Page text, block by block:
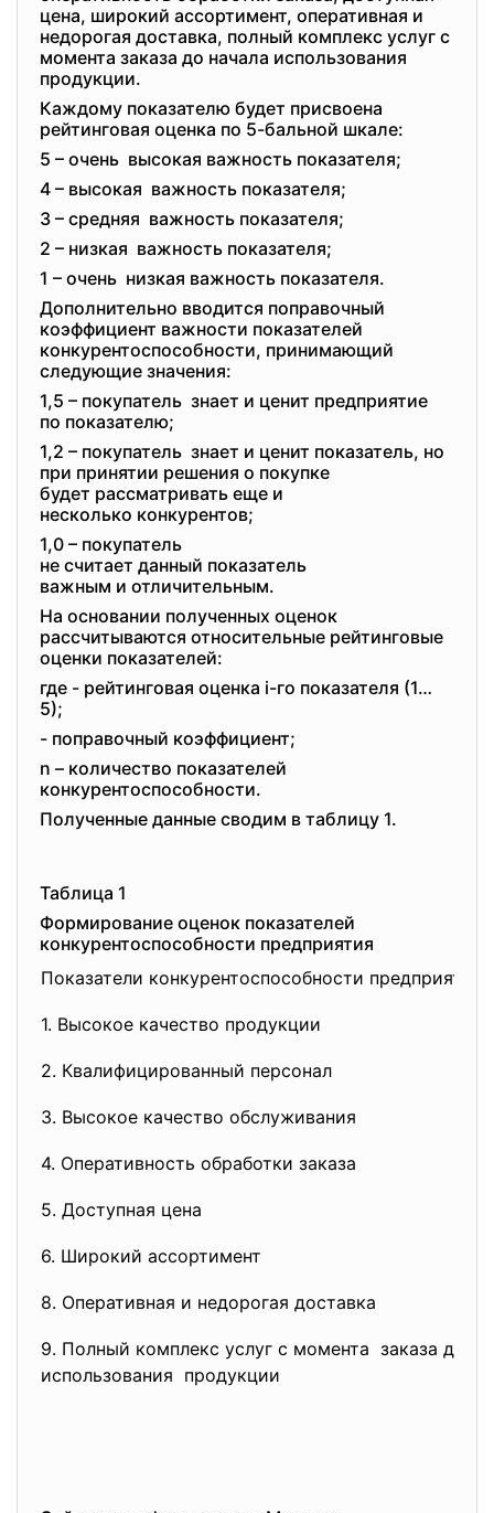
цена, широкий ассортимент, оперативная и
недорогая доставка, полный комплекс услуг с
момента заказа до начала использования
продукции.
Каждому показателю будет присвоена
рейтинговая оценка по 5-бальной шкале:
5 – очень высокая важность показателя;
4 – высокая важность показателя;
3 – средняя важность показателя;
2 – низкая важность показателя;
1 – очень низкая важность показателя.
Дополнительно вводится поправочный
коэффициент важности показателей
конкурентоспособности, принимающий
следующие значения:
1,5 – покупатель знает и ценит предприятие
по показателю;
1,2 – покупатель знает и ценит показатель, но
при принятии решения о покупке
будет рассматривать еще и
несколько конкурентов;
1,0 – покупатель
не считает данный показатель
важным и отличительным.
На основании полученных оценок
рассчитываются относительные рейтинговые
оценки показателей:
где - рейтинговая оценка i-го показателя (1…
5);
- поправочный коэффициент;
n – количество показателей
конкурентоспособности.
Полученные данные сводим в таблицу 1.
Таблица 1
Формирование оценок показателей
конкурентоспособности предприятия
Показатели конкурентоспособности предприятия
1. Высокое качество продукции
2. Квалифицированный персонал
3. Высокое качество обслуживания
4. Оперативность обработки заказа
5. Доступная цена
6. Широкий ассортимент
8. Оперативная и недорогая доставка
9. Полный комплекс услуг с момента заказа до
использования продукции